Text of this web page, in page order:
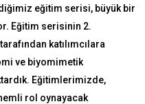
eğitim serisi, büyük bir
Eğitim serisinin 2.
katılımcılara
ve biyomimetik
Eğitimlerimizde,
rol oynayacak